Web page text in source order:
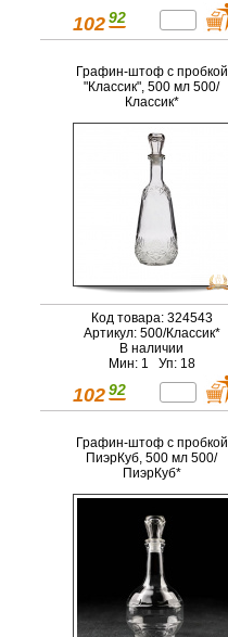
102 92
Графин-штоф с пробкой
"Классик", 500 мл 500/
Классик*
Код товара: 324543
Артикул: 500/Классик*
В наличии
Мин: 1 Уп: 18
102 92
Графин-штоф с пробкой
ПиэрКуб, 500 мл 500/
ПиэрКуб*